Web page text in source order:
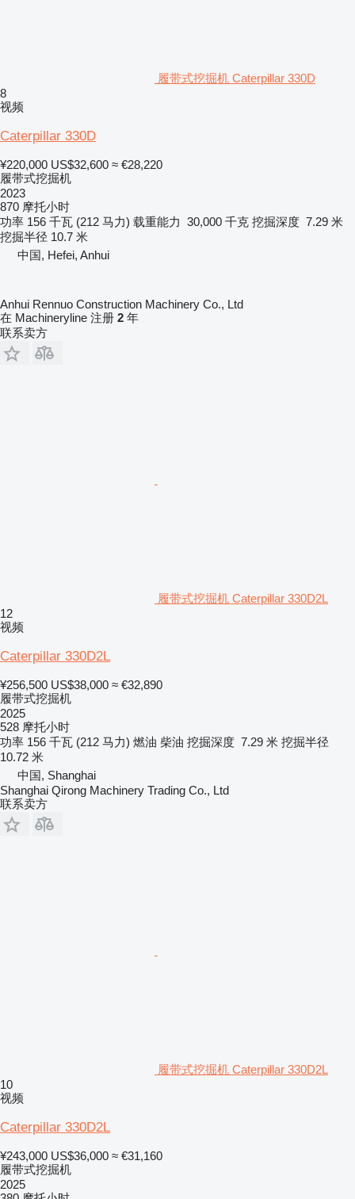
履带式挖掘机 Caterpillar 330D
8
视频
Caterpillar 330D
¥220,000 US$32,600 ≈ €28,220
履带式挖掘机
2023
870 摩托小时
功率 156 千瓦 (212 马力) 载重能力 30,000 千克 挖掘深度 7.29 米
挖掘半径 10.7 米
中国, Hefei, Anhui
Anhui Rennuo Construction Machinery Co., Ltd
在 Machineryline 注册 2 年
联系卖方
履带式挖掘机 Caterpillar 330D2L
12
视频
Caterpillar 330D2L
¥256,500 US$38,000 ≈ €32,890
履带式挖掘机
2025
528 摩托小时
功率 156 千瓦 (212 马力) 燃油 柴油 挖掘深度 7.29 米 挖掘半径
10.72 米
中国, Shanghai
Shanghai Qirong Machinery Trading Co., Ltd
联系卖方
履带式挖掘机 Caterpillar 330D2L
10
视频
Caterpillar 330D2L
¥243,000 US$36,000 ≈ €31,160
履带式挖掘机
2025